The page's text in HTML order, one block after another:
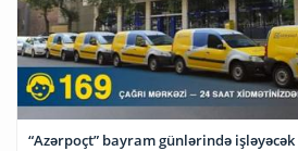
“Azərpoçt” bayram günlərində işləyəcək